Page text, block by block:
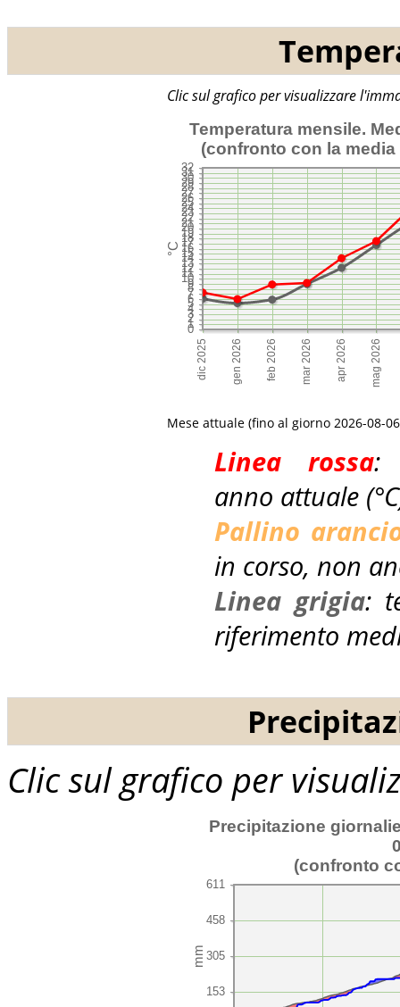
Clic sul grafico per visualizzare
Temperatura mensile.
(confronto con la media
Mese attuale (fino al giorno 2026-08-06
Linea rossa:
anno attuale
Pallino
in corso, non
Linea grigia:
riferimento
Clic sul grafico per
Precipitazione
(confronto